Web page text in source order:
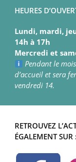
HEURES
Lundi, mardi,
14h à 17h
Mercredi et
Pendant le
d’accueil et sera
vendredi 14.
RETROUVEZ
ÉGALEMENT SUR :